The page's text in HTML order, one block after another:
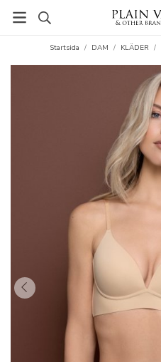
Startsida / DAM / KLÄDER /